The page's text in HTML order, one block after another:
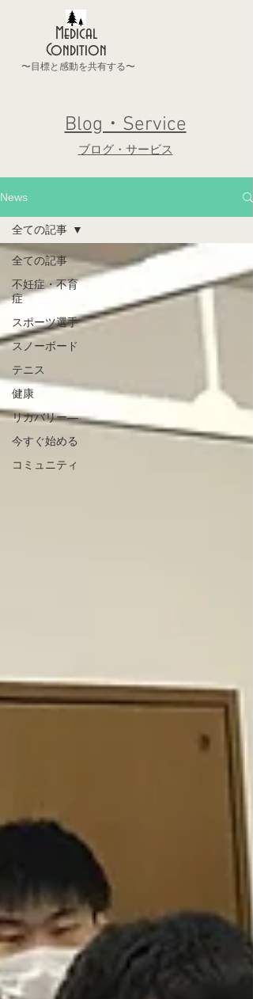
Medical
Condition
〜目標と感動を共有する〜
Blog・Service
ブログ・サービス
News
全ての記事
不妊症・不育
症
スポーツ選手
スノーボード
テニス
健康
リカバリー―
今すぐ始める
コミュニティ
全ての記事